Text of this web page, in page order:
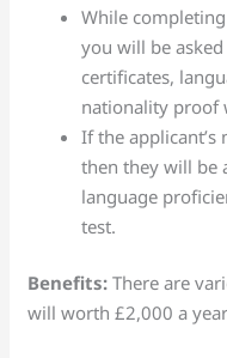
While
you will be
certificates,
nationality proof
If the applicant’s
then they will be
language
test.
Benefits:There are
will worth £2,000 a